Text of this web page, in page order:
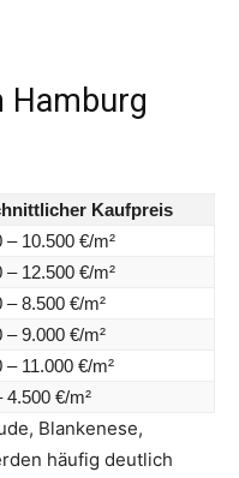
Hamburg
Kaufpreis
– 10.500 €/m²
– 12.500 €/m²
– 8.500 €/m²
– 9.000 €/m²
– 11.000 €/m²
4.500 €/m²
Blankenese,
häufig deutlich